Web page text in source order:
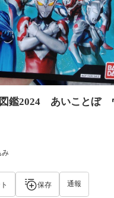
図鑑2024 あいことぼ
み
保存 通報